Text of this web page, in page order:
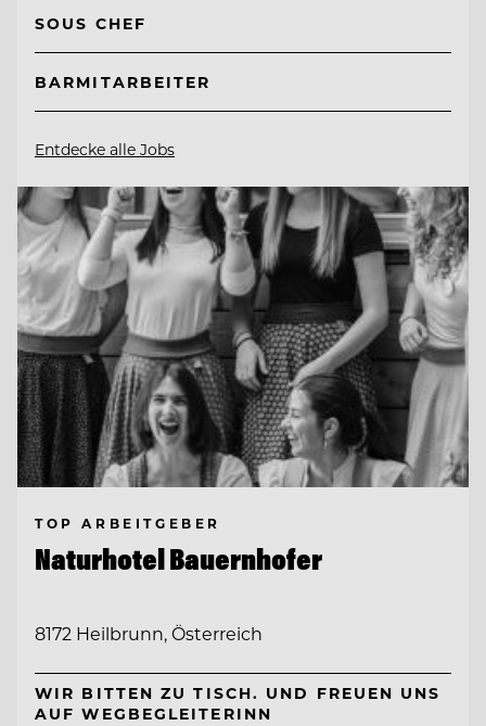
SOUS CHEF
BARMITARBEITER
Entdecke alle Jobs
TOP ARBEITGEBER
Naturhotel Bauernhofer
8172 Heilbrunn, Österreich
WIR BITTEN ZU TISCH. UND FREUEN UNS
AUF WEGBEGLEITERINN